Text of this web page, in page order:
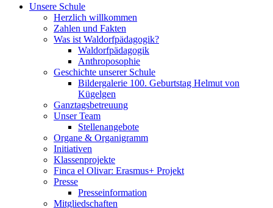
Unsere Schule
Herzlich willkommen
Zahlen und Fakten
Was ist Waldorfpädagogik?
Waldorfpädagogik
Anthroposophie
Geschichte unserer Schule
Bildergalerie 100. Geburtstag Helmut von
Kügelgen
Ganztagsbetreuung
Unser Team
Stellenangebote
Organe & Organigramm
Initiativen
Klassenprojekte
Finca el Olivar: Erasmus+ Projekt
Presse
Presseinformation
Mitgliedschaften